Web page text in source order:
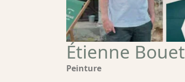
Étienne Bouet
Peinture